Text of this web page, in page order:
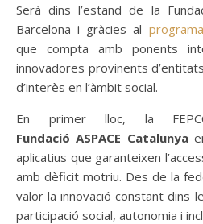
Serà dins l’estand de la
Barcelona i gràcies al
que compta amb ponents
innovadores provinents
d’interès en l’àmbit social.
En primer lloc, la
Fundació ASPACE Catalunya
aplicatius que garanteixen
amb dèficit motriu. Des de la
valor la innovació constant dins
participació social, autonomia i